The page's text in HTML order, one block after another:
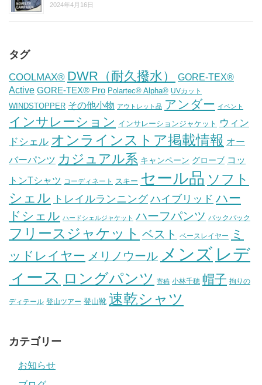
2024年4月16日
タグ
COOLMAX® DWR（耐久撥水）
GORE-TEX®
Active GORE-TEX® Pro Polartec® Alpha® UVカット
WINDSTOPPER その他小物 アウトレット品 アンダー イベント
インサレーション インサレーションジャケット ウィン
ドシェル オンラインストア掲載情報 オー
バーパンツ カジュアル系 キャンペーン グローブ コッ
トンTシャツ コーディネート スキー セール品 ソフト
シェル トレイルランニング ハイブリッド ハー
ドシェル ハードシェルジャケット ハーフパンツ バックパック
フリースジャケット ベスト ベースレイヤー
ミ
ッドレイヤー メリノウール メンズ レデ
ィース ロングパンツ 寄稿 小林千穂 帽子 拘りの
ディテール 登山ツアー 登山靴 速乾シャツ
カテゴリー
お知らせ